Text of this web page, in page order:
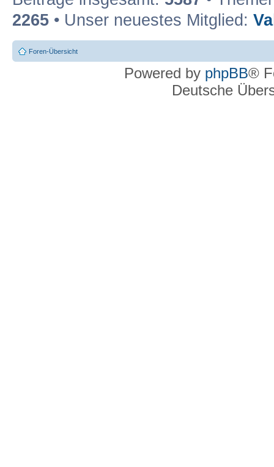
2265 • Unser neuestes Mitglied:
Foren-Übersicht
Powered by phpBB®
Deutsche